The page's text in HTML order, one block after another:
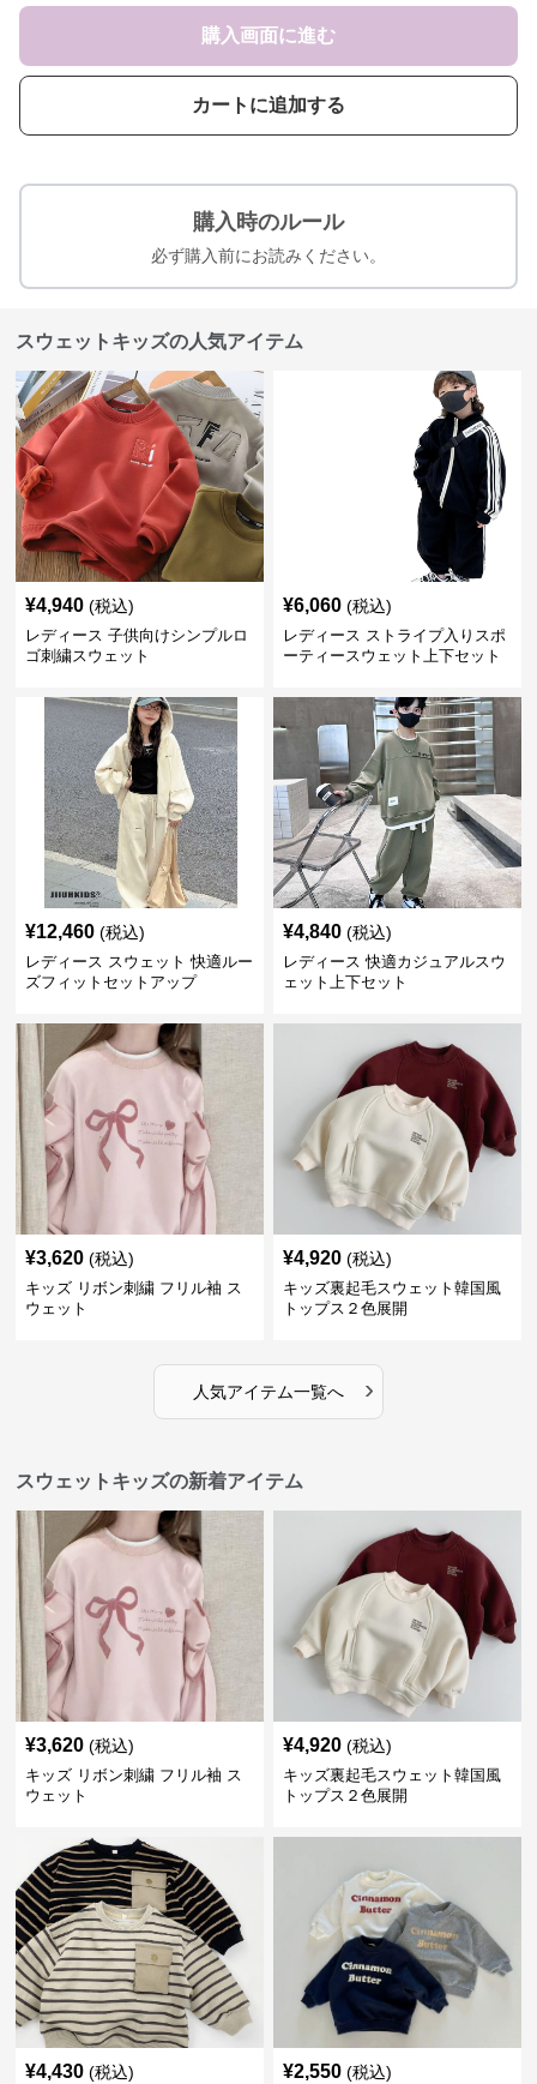
購入画面に進む
カートに追加する
購入時のルール
必ず購入前にお読みください。
スウェットキッズの人気アイテム
¥4,940 (税込)
レディース 子供向けシンプルロ
ゴ刺繍スウェット
¥6,060 (税込)
レディース ストライプ入りスポ
ーティースウェット上下セット
¥12,460 (税込)
レディース スウェット 快適ルー
ズフィットセットアップ
¥4,840 (税込)
レディース 快適カジュアルスウ
ェット上下セット
¥3,620 (税込)
キッズ リボン刺繍 フリル袖 ス
ウェット
¥4,920 (税込)
キッズ裏起毛スウェット韓国風
トップス２色展開
人気アイテム一覧へ ›
スウェットキッズの新着アイテム
¥3,620 (税込)
キッズ リボン刺繍 フリル袖 ス
ウェット
¥4,920 (税込)
キッズ裏起毛スウェット韓国風
トップス２色展開
¥4,430 (税込) ¥2,550 (税込)